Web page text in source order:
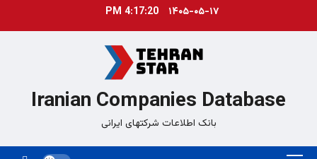
۱۴۰۵-۰۵-۱۷ 4:17:20 PM
Iranian Companies Database
بانک اطلاعات شرکتهای ایرانی